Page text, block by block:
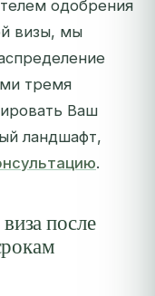
одобрения
визы, мы
тремя
Ваш
ландшафт,
.
после